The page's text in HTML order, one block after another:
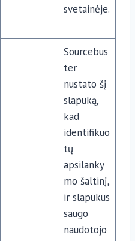
svetainėje.
Sourcebus
ter
nustato šį
slapuką,
kad
identifikuo
tų
apsilanky
mo šaltinį,
ir slapukus
saugo
naudotojo